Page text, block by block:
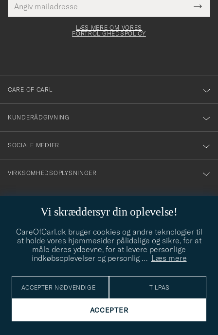
Vi skræddersyr din oplevelse!
CareOfCarl.dk bruger cookies og andre teknologier til
at holde vores hjemmesider pålidelige og sikre, for at
måle deres ydeevne, for at levere personlige
indkøbsoplevelser og personlig … Læs mere
ACCEPTER NØDVENDIGE TILPAS
ACCEPTER
mailadresse
skal
Tack
för
dig
till
vårt
nyhetsbrev!
LÆS MERE OM VORES
FORTROLIGHEDSPOLICY
CARE OF CARL
KUNDERÅDGIVNING
SOCIALE MEDIER
VIRKSOMHEDSOPLYSNINGER
info@careofcarl.dk
Behøver du hjælp til at finde din stil? Lad os hjælpe dig, vi hjælper
gerne til!
STILRÅD